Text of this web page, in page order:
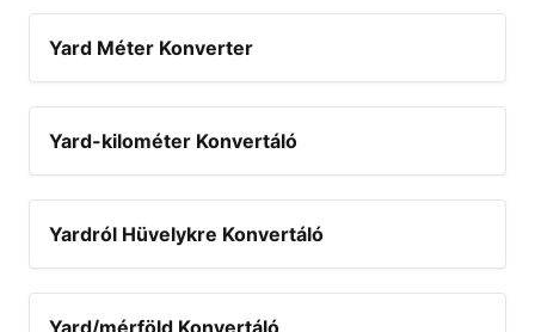
Yard Méter Konverter
Yard-kilométer Konvertáló
Yardról Hüvelykre Konvertáló